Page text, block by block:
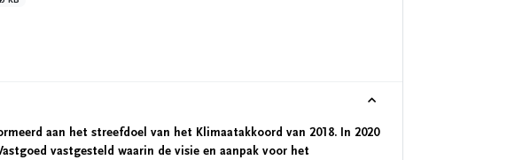
aan het streefdoel van het Klimaatakkoord van 2018. In 2020
vastgesteld waarin de visie en aanpak voor het